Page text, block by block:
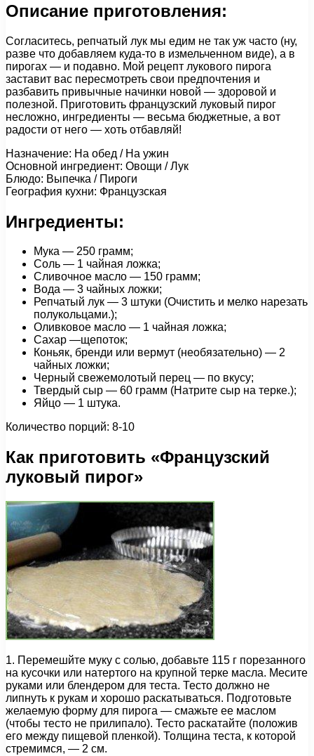
Описание приготовления:
Согласитесь, репчатый лук мы едим не так уж часто (ну,
разве что добавляем куда-то в измельченном виде), а в
пирогах — и подавно. Мой рецепт лукового пирога
заставит вас пересмотреть свои предпочтения и
разбавить привычные начинки новой — здоровой и
полезной. Приготовить французский луковый пирог
несложно, ингредиенты — весьма бюджетные, а вот
радости от него — хоть отбавляй!
Назначение: На обед / На ужин
Основной ингредиент: Овощи / Лук
Блюдо: Выпечка / Пироги
География кухни: Французская
Ингредиенты:
Мука — 250 грамм;
Соль — 1 чайная ложка;
Сливочное масло — 150 грамм;
Вода — 3 чайных ложки;
Репчатый лук — 3 штуки (Очистить и мелко нарезать
полукольцами.);
Оливковое масло — 1 чайная ложка;
Сахар —щепоток;
Коньяк, бренди или вермут (необязательно) — 2
чайных ложки;
Черный свежемолотый перец — по вкусу;
Твердый сыр — 60 грамм (Натрите сыр на терке.);
Яйцо — 1 штука.
Количество порций: 8-10
Как приготовить «Французский
луковый пирог»
1. Перемешйте муку с солью, добавьте 115 г порезанного
на кусочки или натертого на крупной терке масла. Месите
руками или блендером для теста. Тесто должно не
липнуть к рукам и хорошо раскатываться. Подготовьте
желаемую форму для пирога — смажьте ее маслом
(чтобы тесто не прилипало). Тесто раскатайте (положив
его между пищевой пленкой). Толщина теста, к которой
стремимся, — 2 см.